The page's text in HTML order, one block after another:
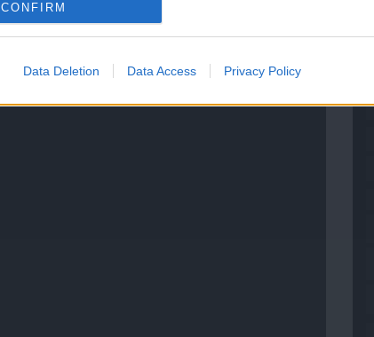
CONFIRM
Data Deletion Data Access Privacy Policy